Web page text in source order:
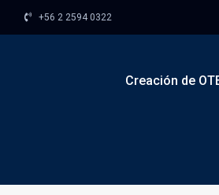
+56 2 2594 0322
Creación de